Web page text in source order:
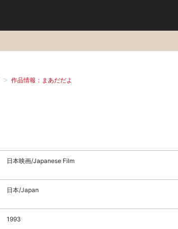
作品情報：まあだだよ
日本映画/Japanese Film
日本/Japan
1993